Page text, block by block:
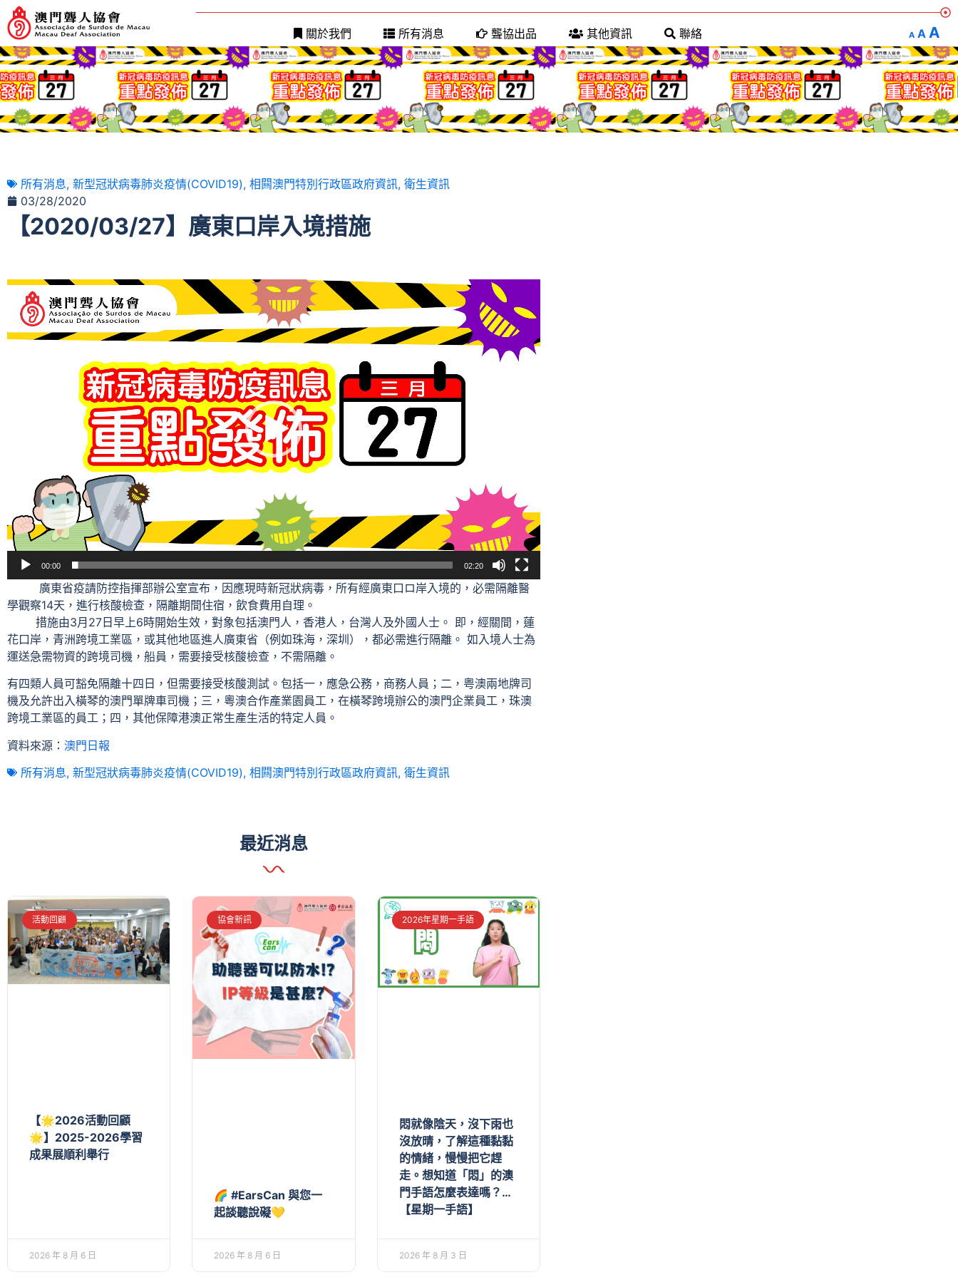
關於我們 所有消息 聾協出品 其他資訊 聯絡 A A A
所有消息, 新型冠狀病毒肺炎疫情(COVID19), 相闗澳門特別行政區政府資訊, 衛生資訊
03/28/2020
【2020/03/27】廣東口岸入境措施
視
放
00:00 02:20
廣東省疫請防控指揮部辦公室宣布，因應現時新冠狀病毒，所有經廣東口ロ岸入境的，必需隔離醫
學觀察14天，進行核酸檢查，隔離期間住宿，飲食費用自理。
措施由3月27日早上6時開始生效，對象包括澳門人，香港人，台灣人及外國人士。 即，經關間，蓮
花口岸，青洲跨境工業區，或其他地區進人廣東省（例如珠海，深圳），都必需進行隔離。 如入境人士為
運送急需物資的跨境司機，船員，需要接受核酸檢查，不需隔離。
有四類人員可豁免隔離十四日，但需要接受核酸測試。包括一，應急公務，商務人員；二，粤澳兩地牌司
機及允許出入橫琴的澳門單牌車司機；三，粵澳合作產業園員工，在橫琴跨境辦公的澳門企業員工，珠澳
跨境工業區的員工；四，其他保障港澳正常生產生活的特定人員。
資料來源： 澳門日報
所有消息, 新型冠狀病毒肺炎疫情(COVID19), 相闗澳門特別行政區政府資訊, 衛生資訊
最近消息
活動回顧
【🌟2026活動回顧
🌟】2025-2026學習
成果展順利舉行
2026 年 8 月 6 日
協會新訊
🌈 #EarsCan 與您一
起談聽說礙💛
2026 年 8 月 6 日
2026年星期一手語
悶就像陰天，沒下雨也
沒放晴，了解這種黏黏
的情緒，慢慢把它趕
走。想知道「悶」的澳
門手語怎麼表達嗎？…
【星期一手語】
2026 年 8 月 3 日